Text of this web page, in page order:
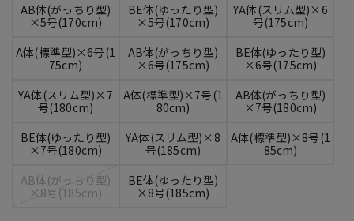
AB体(がっちり型)
×5号(170cm)
BE体(ゆったり型)
×5号(170cm)
YA体(スリム型)×6
号(175cm)
A体(標準型)×6号(1
75cm)
AB体(がっちり型)
×6号(175cm)
BE体(ゆったり型)
×6号(175cm)
YA体(スリム型)×7
号(180cm)
A体(標準型)×7号(1
80cm)
AB体(がっちり型)
×7号(180cm)
BE体(ゆったり型)
×7号(180cm)
YA体(スリム型)×8
号(185cm)
A体(標準型)×8号(1
85cm)
AB体(がっちり型)
×8号(185cm)
BE体(ゆったり型)
×8号(185cm)